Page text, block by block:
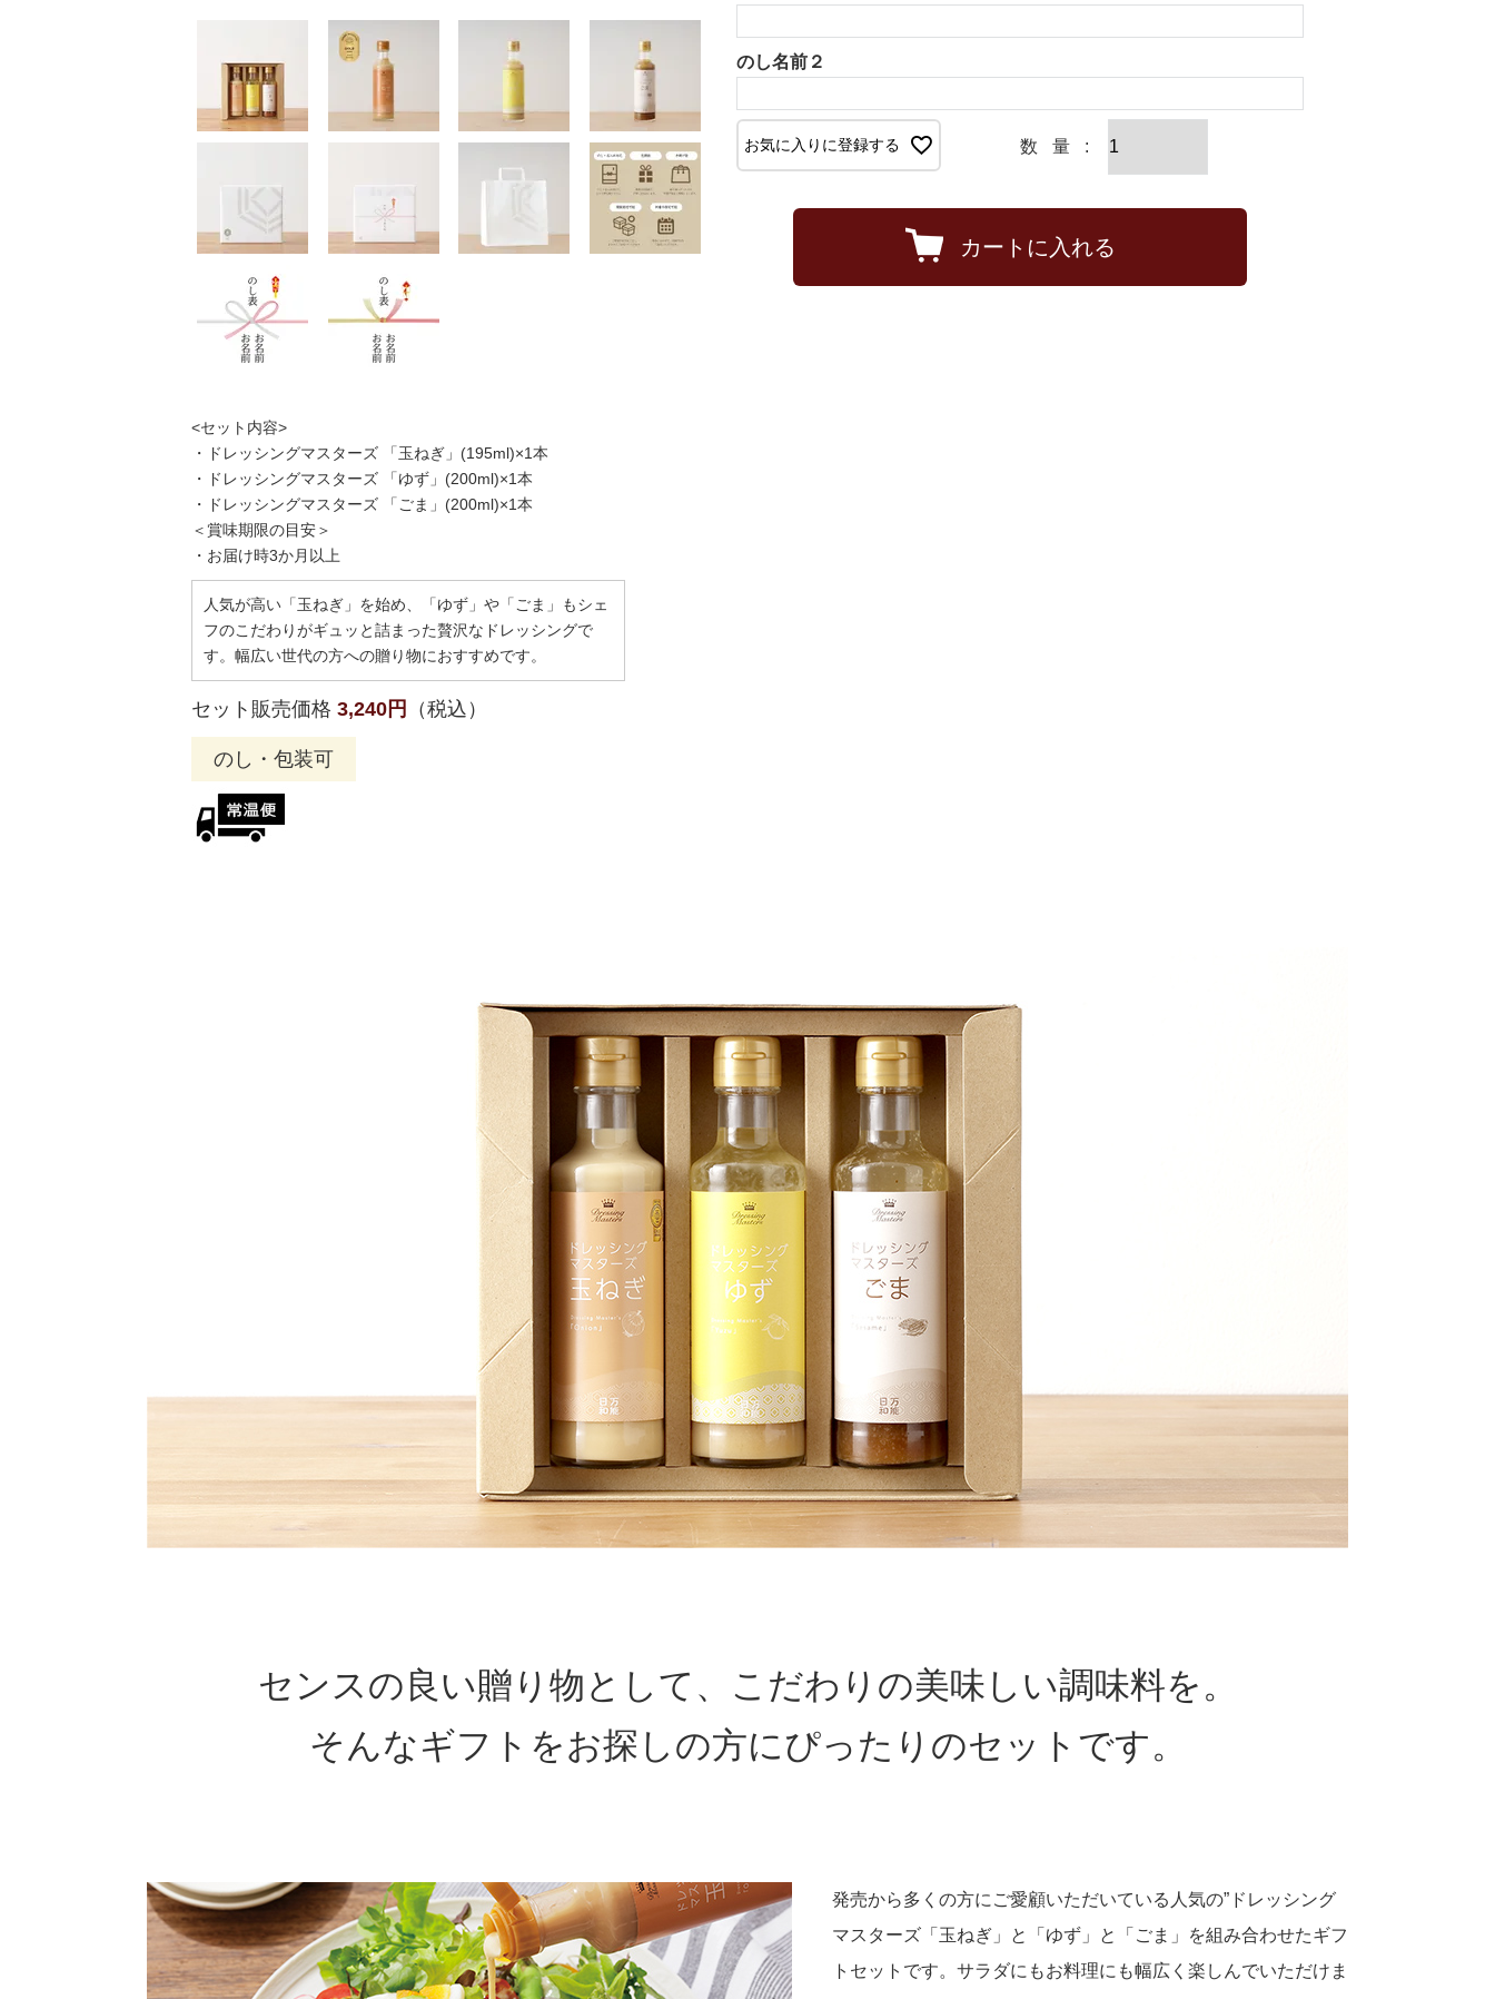
<セット内容>
・ドレッシングマスターズ 「玉ねぎ」(195ml)×1本
・ドレッシングマスターズ 「ゆず」(200ml)×1本
・ドレッシングマスターズ 「ごま」(200ml)×1本
＜賞味期限の目安＞
・お届け時3か月以上
人気が高い「玉ねぎ」を始め、「ゆず」や「ごま」もシェ
フのこだわりがギュッと詰まった贅沢なドレッシングで
す。幅広い世代の方への贈り物におすすめです。
セット販売価格 3,240円 （税込）
のし・包装可
のし名前２
お気に入りに登録する
カートに入れる
センスの良い贈り物として、こだわりの美味しい調味料を。
そんなギフトをお探しの方にぴったりのセットです。
発売から多くの方にご愛顧いただいている人気の”ドレッシング
マスターズ「玉ねぎ」と「ゆず」と「ごま」を組み合わせたギフ
トセットです。サラダにもお料理にも幅広く楽しんでいただけま